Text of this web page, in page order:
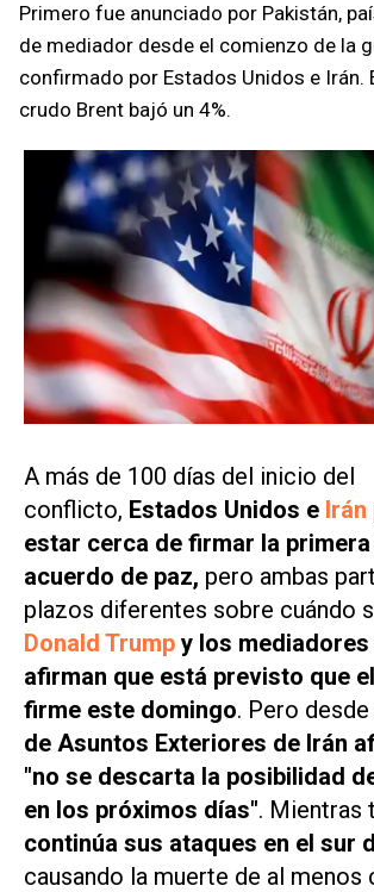
Primero fue anunciado por Pakistán,
de mediador desde el comienzo de la
confirmado por Estados Unidos e Irán.
crudo Brent bajó un 4%.
A más de 100 días del inicio del
conflicto, Estados Unidos e Irán
estar cerca de firmar la
acuerdo de paz, pero ambas
plazos diferentes sobre cuándo
Donald Trump y los
afirman que está previsto que
firme este domingo. Pero desde
de Asuntos Exteriores de Irán
"no se descarta la posibilidad
en los próximos días". Mientras
continúa sus ataques en el sur
causando la muerte de al menos